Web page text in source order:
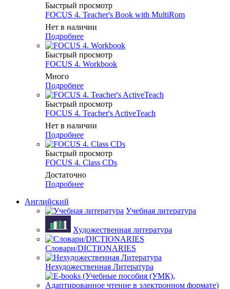
Быстрый просмотр
FOCUS 4. Teacher's Book with MultiRom
Нет в наличии
Подробнее
Быстрый просмотр
FOCUS 4. Workbook
Много
Подробнее
Быстрый просмотр
FOCUS 4. Teacher's ActiveTeach
Нет в наличии
Подробнее
Быстрый просмотр
FOCUS 4. Class CDs
Достаточно
Подробнее
Английский
Учебная литература
Художественная литература
Словари/DICTIONARIES
Нехудожественная Литература